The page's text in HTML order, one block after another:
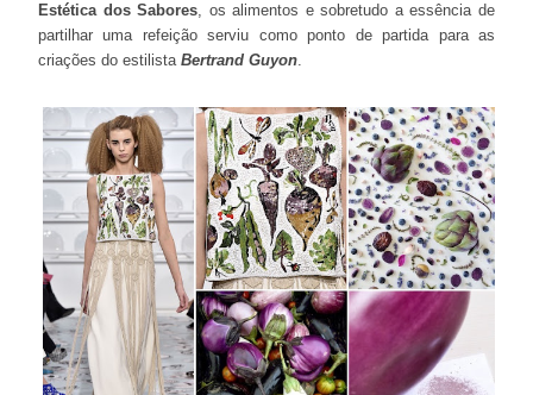
Estética dos Sabores, os alimentos e sobretudo a essência de
partilhar uma refeição serviu como ponto de partida para as
criações do estilista Bertrand Guyon.